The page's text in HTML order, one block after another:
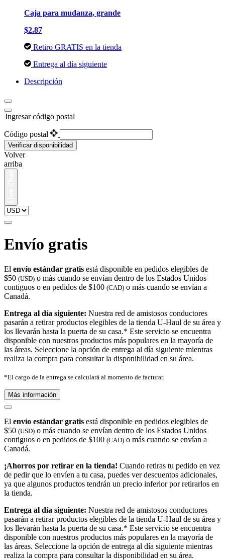
Caja para mudanza, grande
$2.87
Retiro GRATIS en la tienda
Entrega al día siguiente
Descripción
Ingresar código postal
Código postal
Verificar disponibilidad
Volver
arriba
Envío gratis
El envío estándar gratis está disponible en pedidos elegibles de
$50 (USD) o más cuando se envían dentro de los Estados Unidos
contiguos o en pedidos de $100 (CAD) o más cuando se envían a
Canadá.
Entrega al día siguiente: Nuestra red de amistosos conductores
pasarán a retirar productos elegibles de la tienda U-Haul de su área y
los llevarán hasta la puerta de su casa.* Este servicio se encuentra
disponible con nuestros productos más populares en la mayoría de
las áreas. Seleccione la opción de entrega al día siguiente mientras
realiza la compra para consultar la disponibilidad en su área.
*El cargo de la entrega se calculará al momento de facturar.
Más información
El envío estándar gratis está disponible en pedidos elegibles de
$50 (USD) o más cuando se envían dentro de los Estados Unidos
contiguos o en pedidos de $100 (CAD) o más cuando se envían a
Canadá.
¡Ahorros por retirar en la tienda! Cuando retiras tu pedido en vez
de pedir que lo envíen a tu casa, puedes ver descuentos adicionales,
ya que algunos productos tendrán un precio inferior por retirarlos en
la tienda.
Entrega al día siguiente: Nuestra red de amistosos conductores
pasarán a retirar productos elegibles de la tienda U-Haul de su área y
los llevarán hasta la puerta de su casa.* Este servicio se encuentra
disponible con nuestros productos más populares en la mayoría de
las áreas. Seleccione la opción de entrega al día siguiente mientras
realiza la compra para consultar la disponibilidad en su área.